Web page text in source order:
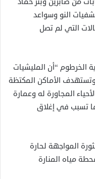
النو وسواعد
التي لم تصل
الخرطوم “أن المليشيات
الأماكن المكتظة
المجاورة له وعمارة
تسبب في إغلاق
المواجهة لحارة
مياه المنارة